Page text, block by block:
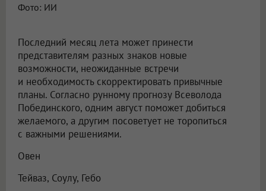
Фото: ИИ
Последний месяц лета может принести
представителям разных знаков новые
возможности, неожиданные встречи
и необходимость скорректировать привычные
планы. Согласно рунному прогнозу Всеволода
Побединского, одним август поможет добиться
желаемого, а другим посоветует не торопиться
с важными решениями.
Овен
Тейваз, Соулу, Гебо